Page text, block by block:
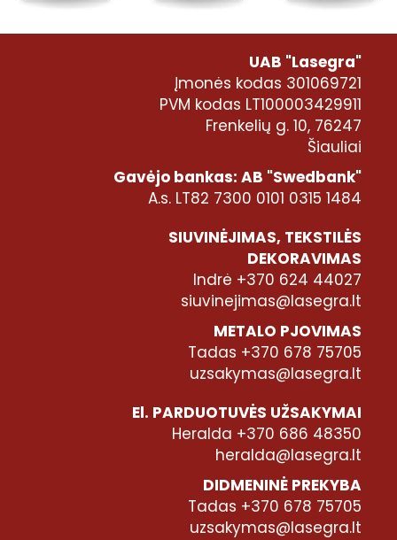
UAB "Lasegra"
Įmonės kodas 301069721
PVM kodas LT100003429911
Frenkelių g. 10, 76247
Šiauliai
Gavėjo bankas: AB "Swedbank"
A.s. LT82 7300 0101 0315 1484
SIUVINĖJIMAS, TEKSTILĖS
DEKORAVIMAS
Indrė +370 624 44027
siuvinejimas@lasegra.lt
METALO PJOVIMAS
Tadas +370 678 75705
uzsakymas@lasegra.lt
El. PARDUOTUVĖS UŽSAKYMAI
Heralda +370 686 48350
heralda@lasegra.lt
DIDMENINĖ PREKYBA
Tadas +370 678 75705
uzsakymas@lasegra.lt